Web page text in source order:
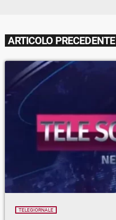
ARTICOLO PRECEDENTE
TELEGIORNALE